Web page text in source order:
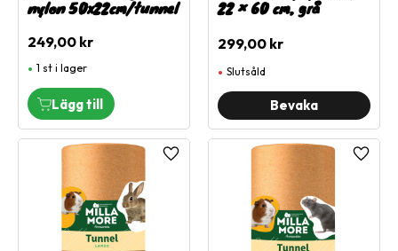
nylon 50x22cm/tunnel
249,00 kr
1 st i lager
22 × 60 cm, grå
299,00 kr
Slutsåld
Lägg till i favoriter Lägg